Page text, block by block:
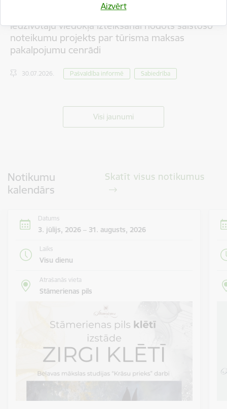
Aizvērt
Iedzīvotāju viedokļa izteikšanai nodots saistošo
noteikumu projekts par tūrisma maksas
pakalpojumu cenrādi
30.07.2026. Pašvaldība informē Sabiedrība
Visi jaunumi
Notikumu
kalendārs
Skatīt visus notikumus
Datums
3. jūlijs, 2026 – 31. augusts, 2026
Laiks
Visu dienu
Atrašanās vieta
Stāmerienas pils